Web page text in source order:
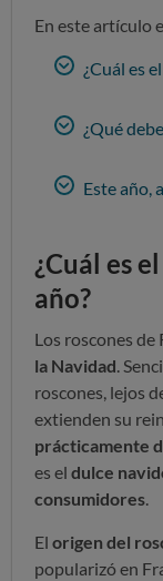
En este artículo
¿Cuál es
¿Qué
Este año,
¿Cuál es
año?
Los roscones de
la Navidad .
roscones, lejos
extienden su
prácticamente
es el dulce
consumidores
El origen del
popularizó en